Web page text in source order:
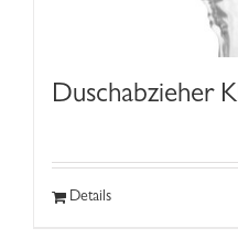
Duschabzieher
Details